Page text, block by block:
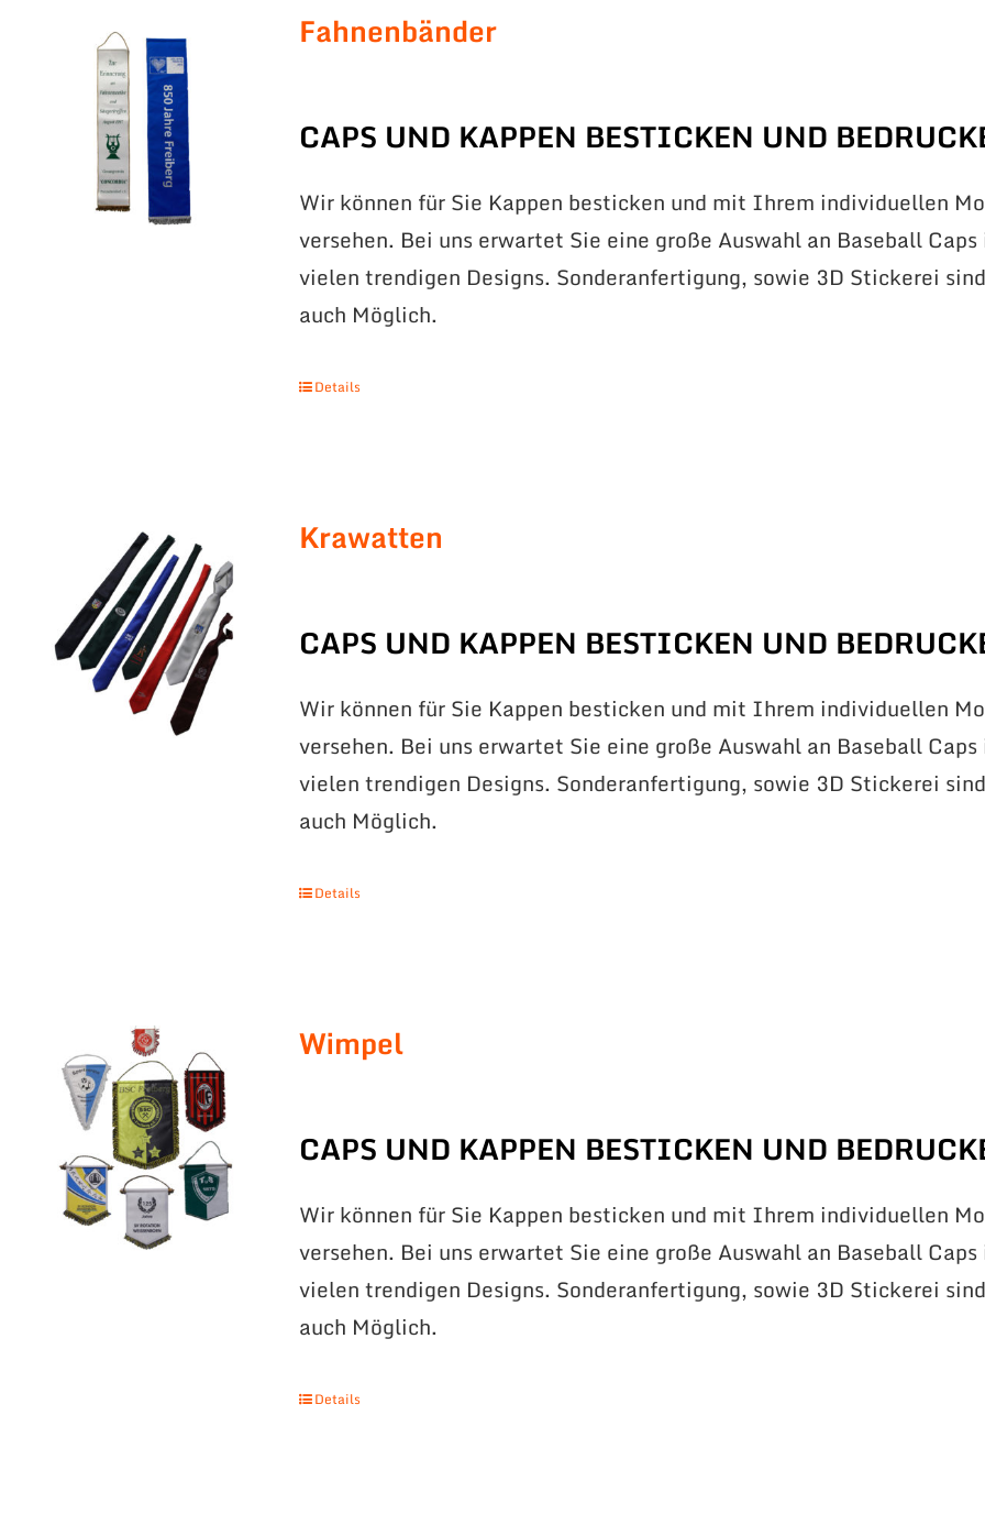
Fahnenbänder
CAPS UND KAPPEN BESTICKEN UND
Wir können für Sie Kappen besticken und mit Ihrem individuellen
versehen. Bei uns erwartet Sie eine große Auswahl an Baseball Caps
vielen trendigen Designs. Sonderanfertigung, sowie 3D Stickerei sind
auch Möglich.
Details
Krawatten
CAPS UND KAPPEN BESTICKEN UND
Wir können für Sie Kappen besticken und mit Ihrem individuellen
versehen. Bei uns erwartet Sie eine große Auswahl an Baseball Caps
vielen trendigen Designs. Sonderanfertigung, sowie 3D Stickerei sind
auch Möglich.
Details
Wimpel
CAPS UND KAPPEN BESTICKEN UND
Wir können für Sie Kappen besticken und mit Ihrem individuellen
versehen. Bei uns erwartet Sie eine große Auswahl an Baseball Caps
vielen trendigen Designs. Sonderanfertigung, sowie 3D Stickerei sind
auch Möglich.
Details